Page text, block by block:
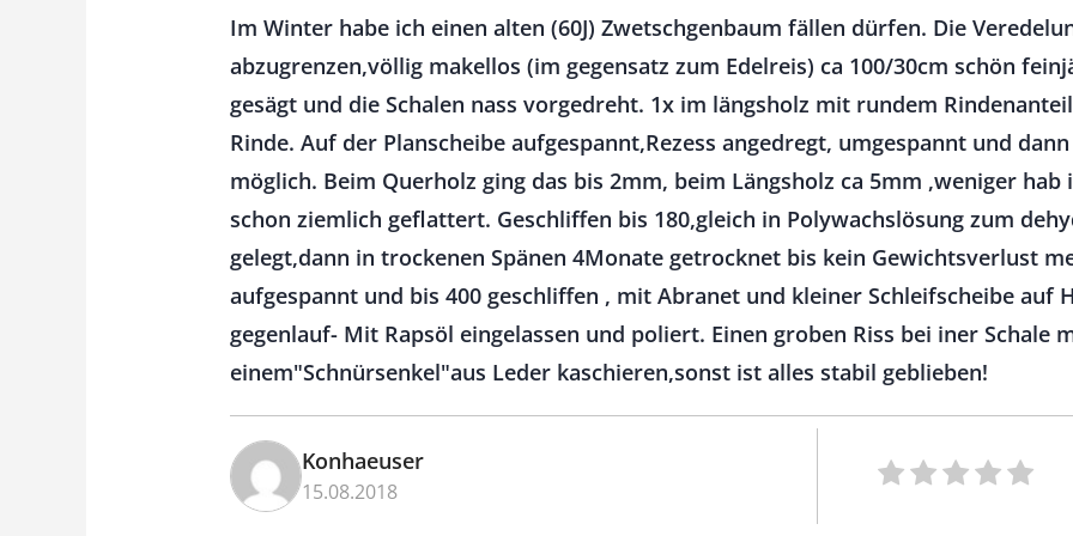
Im Winter habe ich einen alten (60J) Zwetschgenbaum fällen dürfen. Die
abzugrenzen,völlig makellos (im gegensatz zum Edelreis) ca 100/30cm schön
gesägt und die Schalen nass vorgedreht. 1x im längsholz mit rundem
Rinde. Auf der Planscheibe aufgespannt,Rezess angedregt, umgespannt und
möglich. Beim Querholz ging das bis 2mm, beim Längsholz ca 5mm ,weniger
schon ziemlich geflattert. Geschliffen bis 180,gleich in Polywachslösung zum
gelegt,dann in trockenen Spänen 4Monate getrocknet bis kein Gewichtsverlust
aufgespannt und bis 400 geschliffen , mit Abranet und kleiner Schleifscheibe auf
gegenlauf- Mit Rapsöl eingelassen und poliert. Einen groben Riss bei iner Schale
einem"Schnürsenkel"aus Leder kaschieren,sonst ist alles stabil geblieben!
Konhaeuser
15.08.2018